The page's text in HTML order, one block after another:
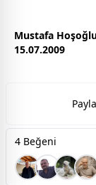
Mustafa
15.07.2009
4 Beğeni